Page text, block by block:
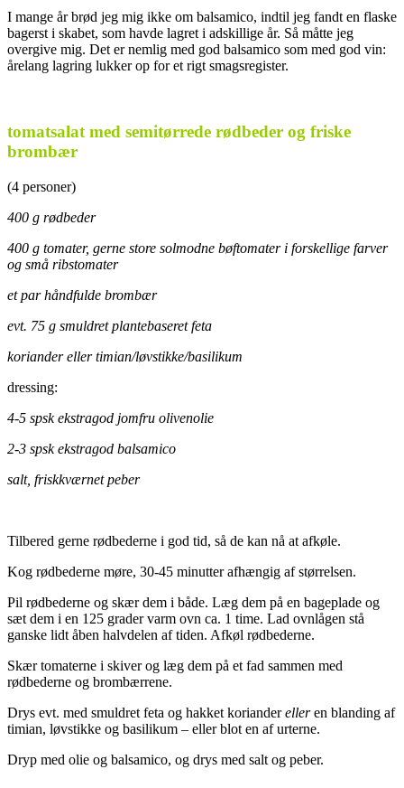
I mange år brød jeg mig ikke om balsamico, indtil jeg fandt en flaske
bagerst i skabet, som havde lagret i adskillige år. Så måtte jeg
overgive mig. Det er nemlig med god balsamico som med god vin:
årelang lagring lukker op for et rigt smagsregister.
tomatsalat med semitørrede rødbeder og friske
brombær
(4 personer)
400 g rødbeder
400 g tomater, gerne store solmodne bøftomater i forskellige farver
og små ribstomater
et par håndfulde brombær
evt. 75 g smuldret plantebaseret feta
koriander eller timian/løvstikke/basilikum
dressing:
4-5 spsk ekstragod jomfru olivenolie
2-3 spsk ekstragod balsamico
salt, friskkværnet peber
Tilbered gerne rødbederne i god tid, så de kan nå at afkøle.
Kog rødbederne møre, 30-45 minutter afhængig af størrelsen.
Pil rødbederne og skær dem i både. Læg dem på en bageplade og
sæt dem i en 125 grader varm ovn ca. 1 time. Lad ovnlågen stå
ganske lidt åben halvdelen af tiden. Afkøl rødbederne.
Skær tomaterne i skiver og læg dem på et fad sammen med
rødbederne og brombærrene.
Drys evt. med smuldret feta og hakket korianderelleren blanding af
timian, løvstikke og basilikum – eller blot en af urterne.
Dryp med olie og balsamico, og drys med salt og peber.